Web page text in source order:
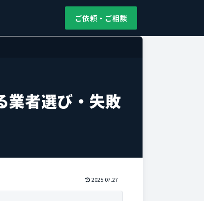
ご依頼・ご相談
業者選び・失敗
2025.07.27